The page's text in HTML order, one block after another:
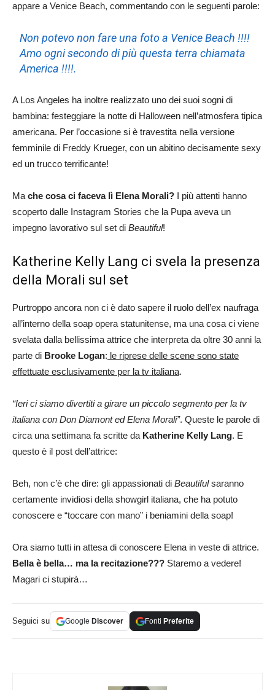
appare a Venice Beach, commentando con le seguenti parole:
Non potevo non fare una foto a Venice Beach !!!!
Amo ogni secondo di più questa terra chiamata
America !!!!.
A Los Angeles ha inoltre realizzato uno dei suoi sogni di
bambina: festeggiare la notte di Halloween nell’atmosfera tipica
americana. Per l’occasione si è travestita nella versione
femminile di Freddy Krueger, con un abitino decisamente sexy
ed un trucco terrificante!
Mache cosa ci faceva lì Elena Morali? I più attenti hanno
scoperto dalle Instagram Stories che la Pupa aveva un
impegno lavorativo sul set di Beautiful!
Katherine Kelly Lang ci svela la presenza
della Morali sul set
Purtroppo ancora non ci è dato sapere il ruolo dell’ex naufraga
all’interno della soap opera statunitense, ma una cosa ci viene
svelata dalla bellissima attrice che interpreta da oltre 30 anni la
parte di Brooke Logan: le riprese delle scene sono state
effettuate esclusivamente per la tv italiana.
“Ieri ci siamo divertiti a girare un piccolo segmento per la tv
italiana con Don Diamont ed Elena Morali”. Queste le parole di
circa una settimana fa scritte da Katherine Kelly Lang. E
questo è il post dell’attrice:
Beh, non c’è che dire: gli appassionati di Beautifulsaranno
certamente invidiosi della showgirl italiana, che ha potuto
conoscere e “toccare con mano” i beniamini della soap!
Ora siamo tutti in attesa di conoscere Elena in veste di attrice.
Bella è bella… ma la recitazione??? Staremo a vedere!
Magari ci stupirà…
Seguici su Google Discover Fonti Preferite